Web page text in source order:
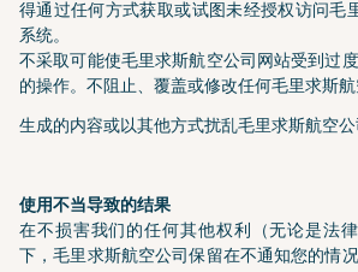
得通过任何方式获取或试图未经授权访问毛
系统。
不采取可能使毛里求斯航空公司网站受到过
的操作。不阻止、覆盖或修改任何毛里求斯
生成的内容或以其他方式扰乱毛里求斯航空公
使用不当导致的结果
在不损害我们的任何其他权利（无论是法
下，毛里求斯航空公司保留在不通知您的情